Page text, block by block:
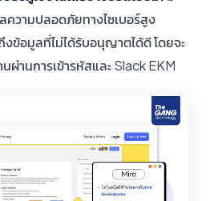
ความปลอดภัยทางไซเบอร์สูง
งข้อมูลที่ไม่ได้รับอนุญาตได้ดี โดยจะ
ผ่านการเข้ารหัสและ Slack EKM